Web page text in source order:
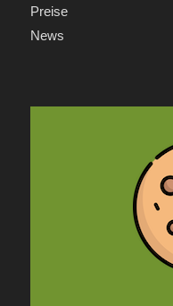
Preise
News
INFORMATIONEN